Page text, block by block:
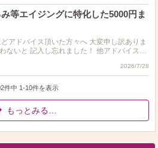
等エイジングに特化した5000円ま
ないと 記入し忘れました！ 他アドバイスし
…
2026/7/28
件中 1-10件を表示
もっとみる…